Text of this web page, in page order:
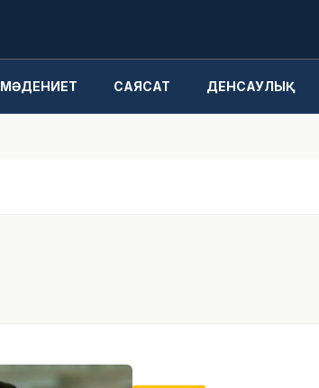
МӘДЕНИЕТ САЯСАТ ДЕНСАУЛЫҚ